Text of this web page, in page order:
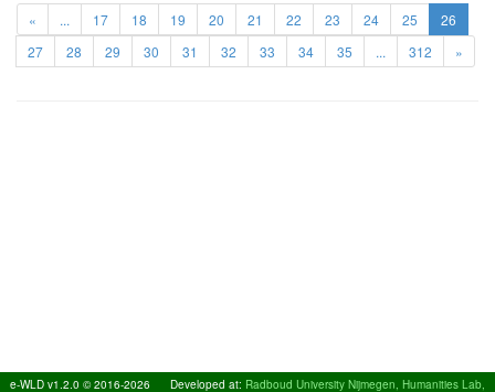
« ... 17 18 19 20 21 22 23 24 25
26
27
28 29 30 31 32 33 34 35 ... 312 »
e-WLD v1.2.0 © 2016-2026 Developed at: Radboud University Nijmegen, Humanities Lab,